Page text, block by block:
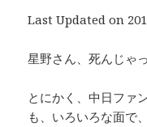
Last Updated on
星野さん、死んじゃっ
とにかく、中日ファ
も、いろいろな面で